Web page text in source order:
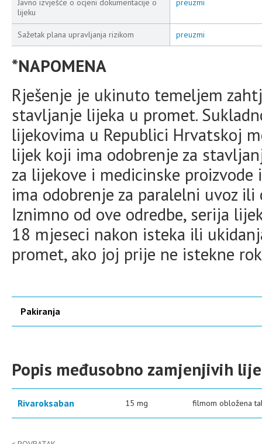
Javno izvješće o ocjeni dokumentacije o
lijeku
preuzmi
Sažetak plana upravljanja rizikom preuzmi
*NAPOMENA
Rješenje je ukinuto temeljem
stavljanje lijeka u promet.
lijekovima u Republici Hrvatskoj
lijek koji ima odobrenje za
za lijekove i medicinske
ima odobrenje za paralelni uvoz
Iznimno od ove odredbe, serija
18 mjeseci nakon isteka ili
promet, ako joj prije ne istekne
Pakiranja
Popis međusobno zamjenjivih
Rivaroksaban 15 mg filmom obložena